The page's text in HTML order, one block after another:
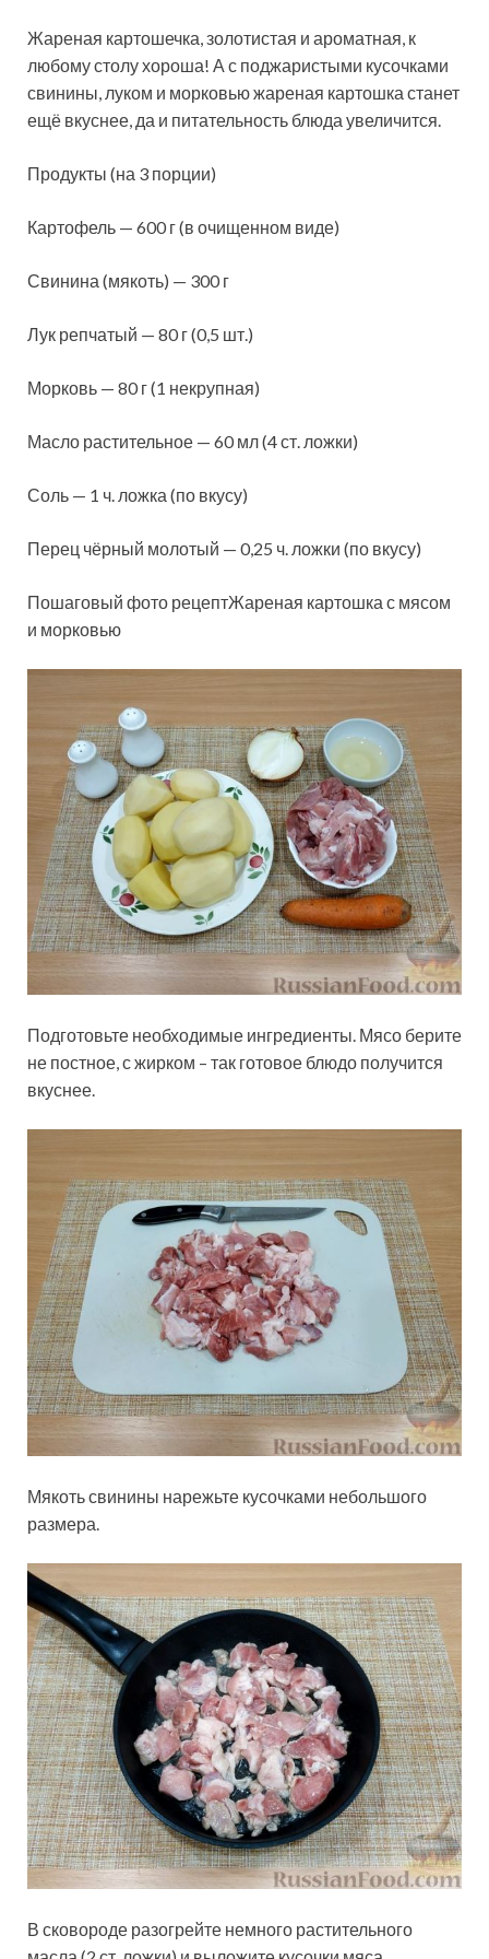
Жареная картошечка, золотистая и ароматная, к
любому столу хороша! А с поджаристыми кусочками
свинины, луком и морковью жареная картошка станет
ещё вкуснее, да и питательность блюда увеличится.
Продукты (на 3 порции)
Картофель — 600 г (в очищенном виде)
Свинина (мякоть) — 300 г
Лук репчатый — 80 г (0,5 шт.)
Морковь — 80 г (1 некрупная)
Масло растительное — 60 мл (4 ст. ложки)
Соль — 1 ч. ложка (по вкусу)
Перец чёрный молотый — 0,25 ч. ложки (по вкусу)
Пошаговый фото рецептЖареная картошка с мясом
и морковью
Подготовьте необходимые ингредиенты. Мясо берите
не постное, с жирком – так готовое блюдо получится
вкуснее.
Мякоть свинины нарежьте кусочками небольшого
размера.
В сковороде разогрейте немного растительного